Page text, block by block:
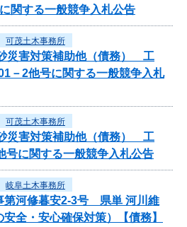
関する一般競争入札公告
可茂土木事務所
災害対策補助他（債務） 工
－2他号に関する一般競争入札
可茂土木事務所
災害対策補助他（債務） 工
号に関する一般競争入札公告
岐阜土木事務所
第河修暮安2-3号 県単 河川維
全・安心確保対策）【債務】